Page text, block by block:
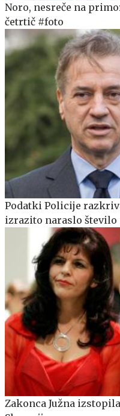
Noro, nesreče na
četrtič #foto
Podatki Policije
izrazito naraslo
Zakonca Južna